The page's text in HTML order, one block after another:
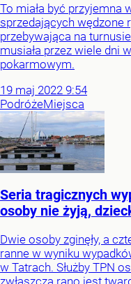
To miała być przyjemna
sprzedających wędzone
przebywająca na
musiała przez wiele dni
pokarmowym.
19 maj 2022 9:54
PodróżeMiejsca
Seria tragicznych
osoby nie żyją,
Dwie osoby zginęły, a
ranne w wyniku
w Tatrach. Służby TPN